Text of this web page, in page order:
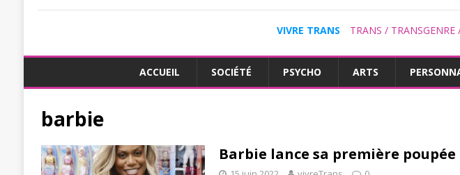
VIVRE TRANS TRANS /
ACCUEIL SOCIÉTÉ PSYCHO ARTS
barbie
Barbie lance sa première